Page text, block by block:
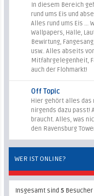
In diesem Bereich
rund ums Eis und
Alles rund ums Eis ...
Wallpapers, Halle,
Bewirtung,
usw.. Alles abseits
Mitfahrgelegenheit,
auch der Flohmarkt!
Off Topic
Hier gehört alles das
nirgends dazu passt!
braucht. Alles, was
den Ravensburg
WER IST ONLINE?
Insgesamt sind5